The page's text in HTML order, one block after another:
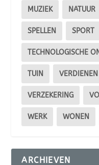
MUZIEK NATUUR
SPELLEN SPORT
TECHNOLOGISCHE
TUIN VERDIENEN
VERZEKERING
WERK WONEN
ARCHIEVEN